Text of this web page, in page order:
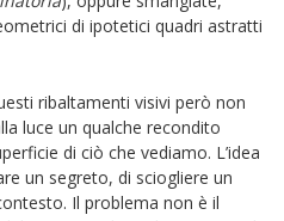
di ipotetici quadri astratti
ribaltamenti visivi però non
luce un qualche recondito
di ciò che vediamo. L’idea
un segreto, di sciogliere un
Il problema non è il